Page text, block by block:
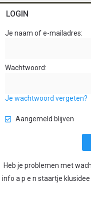
LOGIN
Je naam of e-mailadres
Wachtwoord
Je wachtwoord vergeten?
Aangemeld blijven
Heb je problemen met
info a p e n staartje